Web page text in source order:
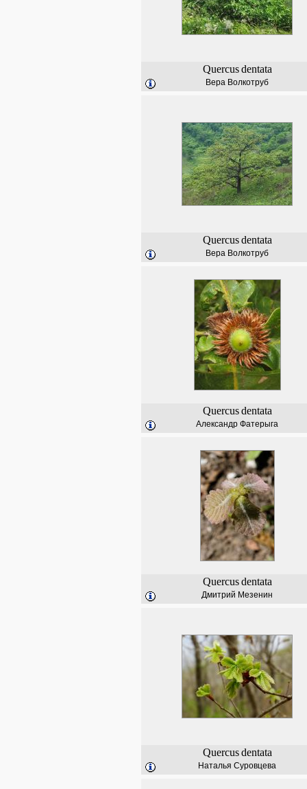
Quercus dentata
Вера Волкотруб
Quercus dentata
Вера Волкотруб
Quercus dentata
Александр Фатерыга
Quercus dentata
Дмитрий Мезенин
Quercus dentata
Наталья Суровцева